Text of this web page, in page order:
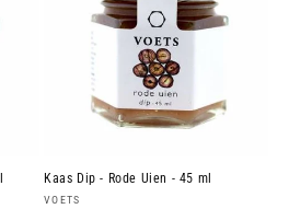
Kaas Dip - Rode Uien - 45 ml
Verkoper:
VOETS